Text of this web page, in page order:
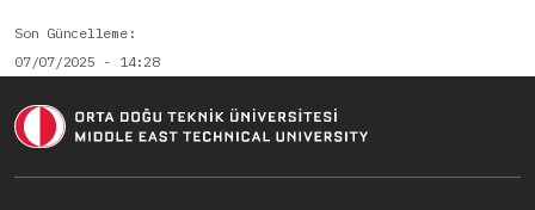
Son Güncelleme
07/07/2025 - 14:28